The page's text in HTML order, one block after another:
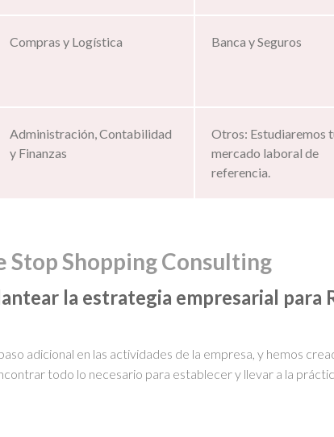
Compras y Logística Banca y Seguros
Administración, Contabilidad
y Finanzas
Otros: Estudiaremos
mercado laboral de
referencia.
Stop Shopping Consulting
la estrategia empresarial para
adicional en las actividades de la empresa, y hemos
todo lo necesario para establecer y llevar a la